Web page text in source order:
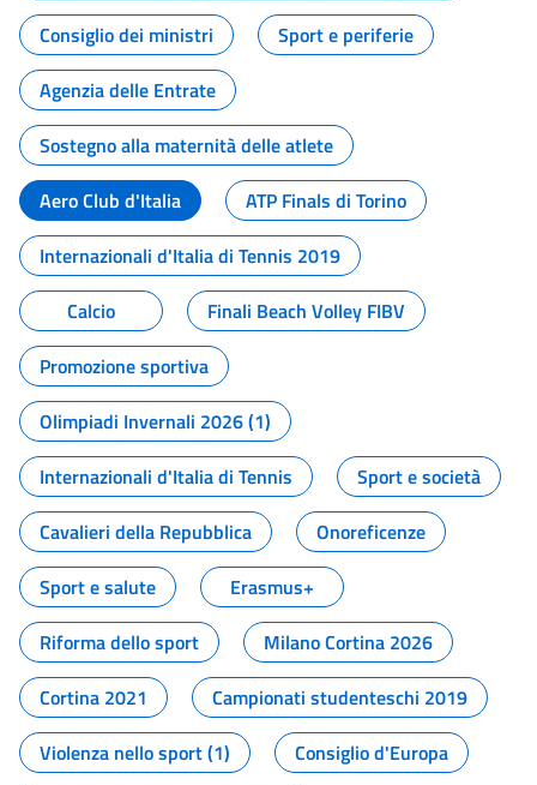
Consiglio dei ministri
Sport e periferie
Agenzia delle Entrate
Sostegno alla maternità delle atlete
Aero Club d'Italia
ATP Finals di Torino
Internazionali d'Italia di Tennis 2019
Calcio
Finali Beach Volley FIBV
Promozione sportiva
Olimpiadi Invernali 2026 (1)
Internazionali d'Italia di Tennis
Sport e società
Cavalieri della Repubblica
Onoreficenze
Sport e salute
Erasmus+
Riforma dello sport
Milano Cortina 2026
Cortina 2021
Campionati studenteschi 2019
Violenza nello sport (1)
Consiglio d'Europa